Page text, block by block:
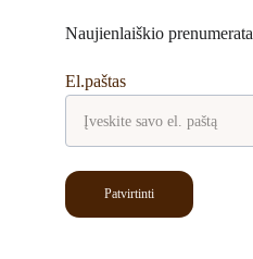
El.paštas
Patvirtinti
Naujienlaiškio prenumerata